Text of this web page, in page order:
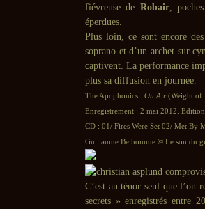
fiévreuse de Robair,
éperdues.
Plus loin, ce sont encore
soprano et d’un archet sur
captivent. La performance
plus sa diffusion en journée.
The Apophonics : On Air(Weight of
Enregistrement : 2 mai 2012. Edition
CD : 01/ Fires Were Set 02/ Met By
Guillaume Belhomme © Le son du
C’est au ténor seul que l’on
secrets » enregistrés entre